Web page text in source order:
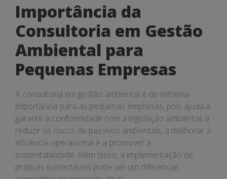
Importância da
Consultoria em Gestão
Ambiental para
Pequenas Empresas
A consultoria em gestão ambiental é de extrema
importância para as pequenas empresas, pois ajuda a
garantir a conformidade com a legislação ambiental, a
reduzir os riscos de passivos ambientais, a melhorar a
eficiência operacional e a promover a
sustentabilidade. Além disso, a implementação de
práticas sustentáveis pode ser um diferencial